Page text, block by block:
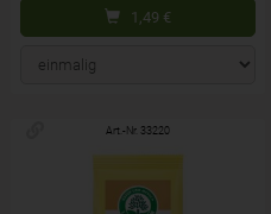
1,49 €
Art.-Nr. 33220